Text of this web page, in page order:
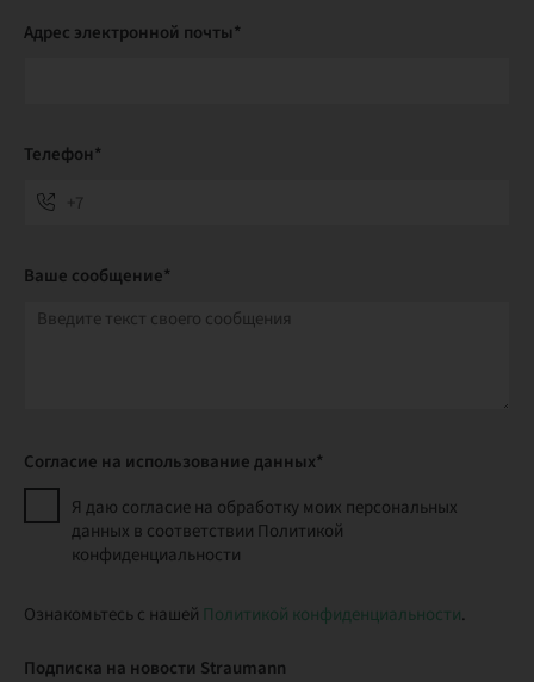
Адрес электронной почты*
Телефон*
Ваше сообщение*
Согласие на использование данных*
Я даю согласие на обработку моих персональных
данных в соответствии Политикой
конфиденциальности
Ознакомьтесь с нашей Политикой конфиденциальности.
Подписка на новости Straumann